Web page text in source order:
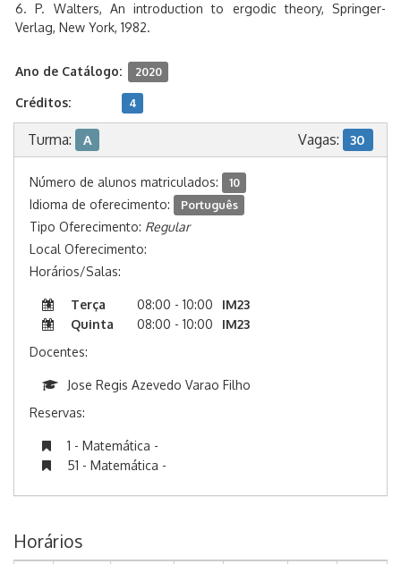
6. P. Walters, An introduction to ergodic theory, Springer-
Verlag, New York, 1982.
Ano de Catálogo: 2020
Créditos: 4
Turma: A Vagas: 30
Número de alunos matriculados: 10
Idioma de oferecimento: Português
Tipo Oferecimento: Regular
Local Oferecimento:
Horários/Salas:
Terça 08:00 - 10:00
IM23
Quinta
08:00 - 10:00
IM23
Docentes:
Jose Regis Azevedo Varao Filho
Reservas:
1 - Matemática -
51 - Matemática -
Horários